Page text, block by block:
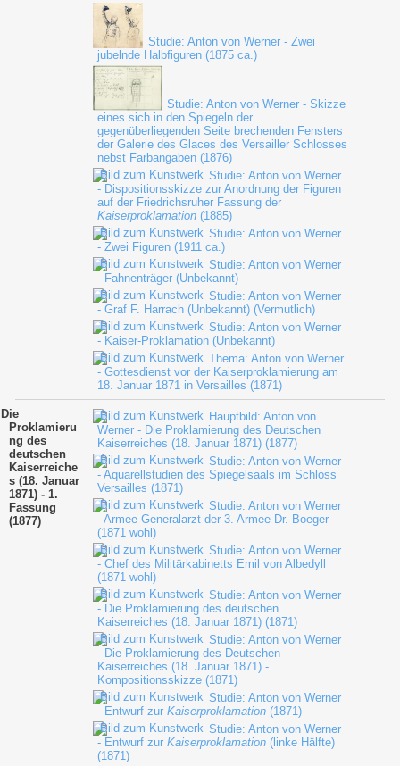
Studie: Anton von Werner - Zwei
jubelnde Halbfiguren (1875 ca.)
Studie: Anton von Werner - Skizze
eines sich in den Spiegeln der
gegenüberliegenden Seite brechenden Fensters
der Galerie des Glaces des Versailler Schlosses
nebst Farbangaben (1876)
Studie: Anton von Werner
- Dispositionsskizze zur Anordnung der Figuren
auf der Friedrichsruher Fassung der
Kaiserproklamation (1885)
Studie: Anton von Werner
- Zwei Figuren (1911 ca.)
Studie: Anton von Werner
- Fahnenträger (Unbekannt)
Studie: Anton von Werner
- Graf F. Harrach (Unbekannt) (Vermutlich)
Studie: Anton von Werner
- Kaiser-Proklamation (Unbekannt)
Thema: Anton von Werner
- Gottesdienst vor der Kaiserproklamierung am
18. Januar 1871 in Versailles (1871)
Die
Proklamieru
ng des
deutschen
Kaiserreiche
s (18. Januar
1871) - 1.
Fassung
(1877)
Hauptbild: Anton von
Werner - Die Proklamierung des Deutschen
Kaiserreiches (18. Januar 1871) (1877)
Studie: Anton von Werner
- Aquarellstudien des Spiegelsaals im Schloss
Versailles (1871)
Studie: Anton von Werner
- Armee-Generalarzt der 3. Armee Dr. Boeger
(1871 wohl)
Studie: Anton von Werner
- Chef des Militärkabinetts Emil von Albedyll
(1871 wohl)
Studie: Anton von Werner
- Die Proklamierung des deutschen
Kaiserreiches (18. Januar 1871) (1871)
Studie: Anton von Werner
- Die Proklamierung des Deutschen
Kaiserreiches (18. Januar 1871) -
Kompositionsskizze (1871)
Studie: Anton von Werner
- Entwurf zur Kaiserproklamation (1871)
Studie: Anton von Werner
- Entwurf zur Kaiserproklamation (linke Hälfte)
(1871)